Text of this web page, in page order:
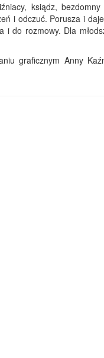
ksiądz,
i odczuć. Porusza i
do rozmowy. Dla
graficznym Anny